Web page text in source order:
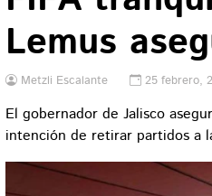
Lemus
Metzli Escalante 25 febrero,
El gobernador de Jalisco
intención de retirar partidos a